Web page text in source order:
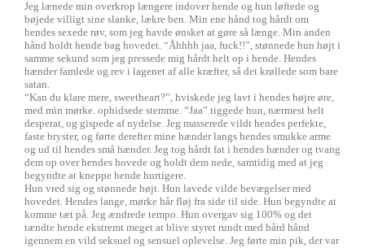
Jeg lænede min overkrop længere indover hende og hun løftede og
bøjede villigt sine slanke, lækre ben. Min ene hånd tog hårdt om
hendes sexede røv, som jeg havde ønsket at gøre så længe. Min anden
hånd holdt hende bag hovedet. “Åhhhh jaa, fuck!!”, stønnede hun højt i
samme sekund som jeg pressede mig hårdt helt op i hende. Hendes
hænder famlede og rev i lagenet af alle kræfter, så det krøllede som bare
satan.
“Kan du klare mere, sweetheart?”, hviskede jeg lavt i hendes højre øre,
med min mørke. ophidsede stemme. “Jaa” tiggede hun, nærmest helt
desperat, og gispede af nydelse. Jeg masserede vildt hendes perfekte,
faste bryster, og førte derefter mine hænder langs hendes smukke arme
og ud til hendes små hænder. Jeg tog hårdt fat i hendes hænder og tvang
dem op over hendes hovede og holdt dem nede, samtidig med at jeg
begyndte at kneppe hende hurtigere.
Hun vred sig og stønnede højt. Hun lavede vilde bevægelser med
hovedet. Hendes lange, mørke hår fløj fra side til side. Hun begyndte at
komme tæt på. Jeg ændrede tempo. Hun overgav sig 100% og det
tændte hende ekstremt meget at blive styret rundt med hård hånd
igennem en vild seksuel og sensuel oplevelse. Jeg førte min pik, der var